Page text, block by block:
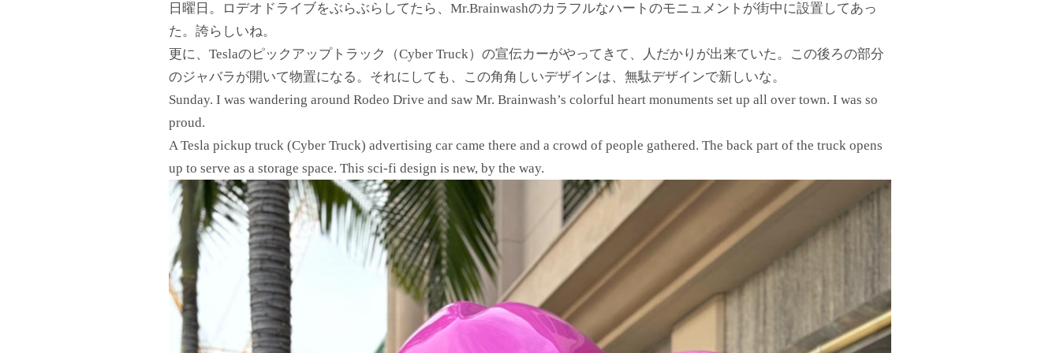
日曜日。ロデオドライブをぶらぶらしてたら、Mr.Brainwashのカラフルなハートのモニュメントが街中に設置してあっ
た。誇らしいね。
更に、Teslaのピックアップトラック（Cyber Truck）の宣伝カーがやってきて、人だかりが出来ていた。この後ろの部分
のジャバラが開いて物置になる。それにしても、この角角しいデザインは、無駄デザインで新しいな。
Sunday. I was wandering around Rodeo Drive and saw Mr. Brainwash’s colorful heart monuments set up all over town. I was so
proud.
A Tesla pickup truck (Cyber Truck) advertising car came there and a crowd of people gathered. The back part of the truck opens
up to serve as a storage space. This sci-fi design is new, by the way.